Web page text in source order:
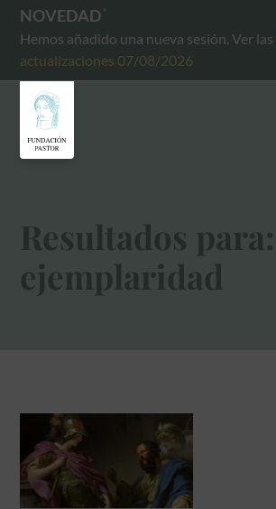
NOVEDAD
Hemos añadido una nueva sesión. Ver las
actualizaciones 07/08/2026
Resultados para:
ejemplaridad